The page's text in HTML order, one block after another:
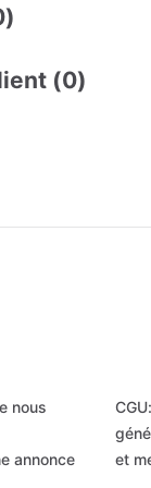
(0)
nous
annonce
et